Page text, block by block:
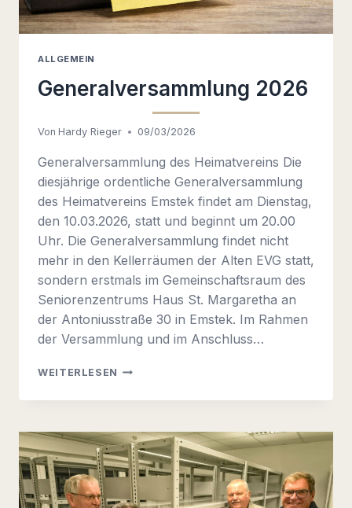
ALLGEMEIN
Generalversammlung 2026
Von Hardy Rieger 09/03/2026
Generalversammlung des Heimatvereins Die
diesjährige ordentliche Generalversammlung
des Heimatvereins Emstek findet am Dienstag,
den 10.03.2026, statt und beginnt um 20.00
Uhr. Die Generalversammlung findet nicht
mehr in den Kellerräumen der Alten EVG statt,
sondern erstmals im Gemeinschaftsraum des
Seniorenzentrums Haus St. Margaretha an
der Antoniusstraße 30 in Emstek. Im Rahmen
der Versammlung und im Anschluss…
WEITERLESEN GENERALVERSAMMLUNG